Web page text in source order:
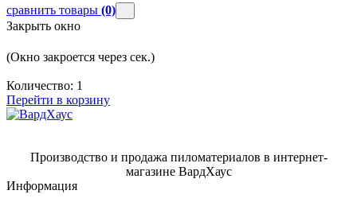
сравнить товары (0)
Закрыть окно
(Окно закроется через сек.)
Количество: 1
Перейти в корзину
Производство и продажа пиломатериалов в интернет-
магазине ВардХаус
Информация